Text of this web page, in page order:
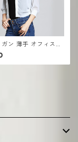
ガン 薄手 オフィスカ
レディース 羽織り き